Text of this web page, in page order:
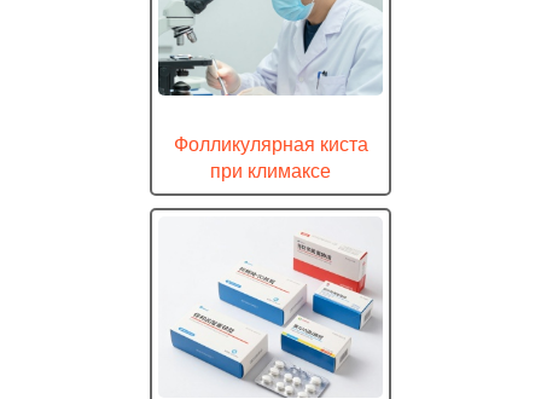
Фолликулярная киста
при климаксе